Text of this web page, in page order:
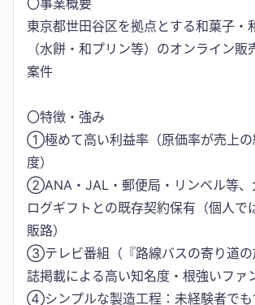
東京都世田谷区を拠点とする和菓子・
（水餅・和プリン等）のオンライン販
案件
〇特徴・強み
①極めて高い利益率（原価率が売上の
度）
②ANA・JAL・郵便局・リンベル等、
ログギフトとの既存契約保有（個人で
販路）
③テレビ番組（『路線バスの寄り道の
誌掲載による高い知名度・根強いファ
④シンプルな製造工程：未経験者でも